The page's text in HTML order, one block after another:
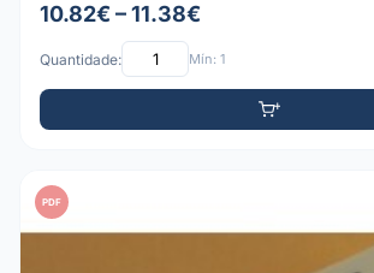
10.82€ – 11.38€
Quantidade: Mín: 1
PDF